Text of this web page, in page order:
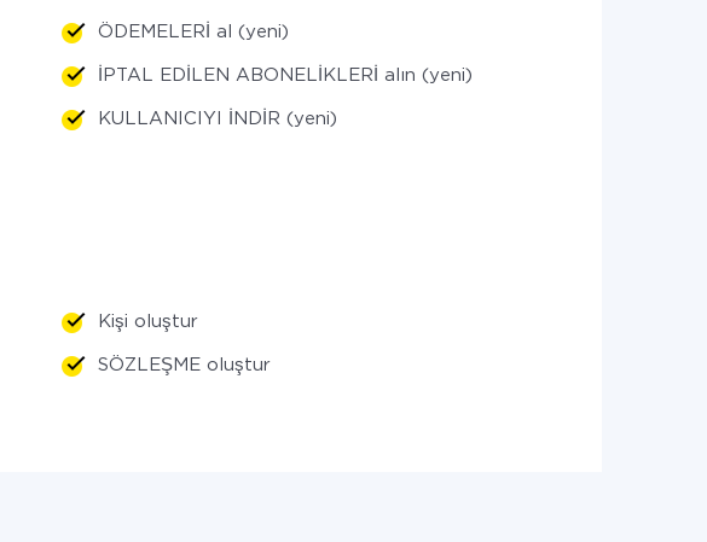
ÖDEMELERİ al (yeni)
İPTAL EDİLEN ABONELİKLERİ alın (yeni)
KULLANICIYI İNDİR (yeni)
Kişi oluştur
SÖZLEŞME oluştur